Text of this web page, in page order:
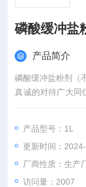
磷酸缓冲盐
产品简介
磷酸缓冲盐粉剂（
真诚的对待广大同
验室，竭诚服务每
产品型号：1L
更新时间：
厂商性质：生产
访问量：2007